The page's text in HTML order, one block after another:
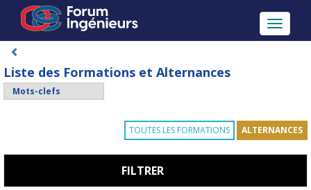
Toggle
Liste des Formations et Alternances
TOUTES LES FORMATIONS ALTERNANCES
FILTRER